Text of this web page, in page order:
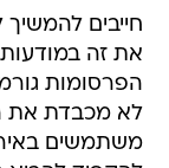
חייבים
את זה
הפרסומות
לא מכבדת את
משתמשים